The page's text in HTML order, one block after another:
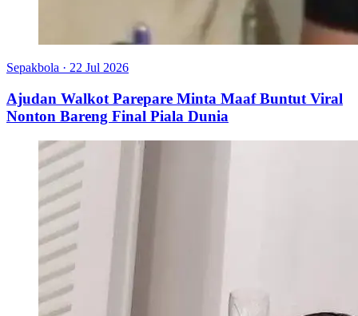
Sepakbola · 22 Jul 2026
Ajudan Walkot Parepare Minta Maaf Buntut Viral
Nonton Bareng Final Piala Dunia